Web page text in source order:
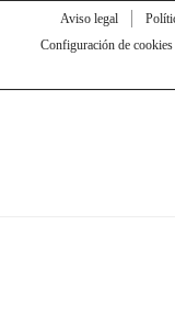
Aviso legal
Configuración de cookies